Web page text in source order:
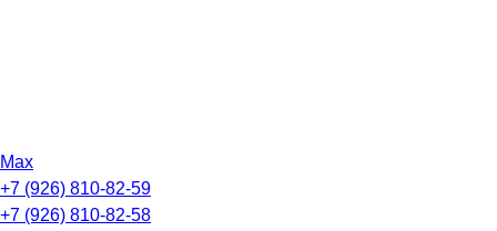
Max
+7 (926) 810-82-59
+7 (926) 810-82-58